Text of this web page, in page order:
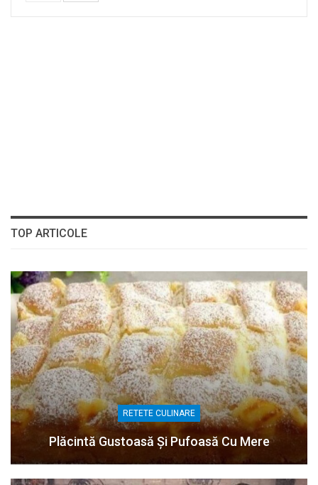
TOP ARTICOLE
RETETE CULINARE
Plăcintă Gustoasă Și Pufoasă Cu Mere